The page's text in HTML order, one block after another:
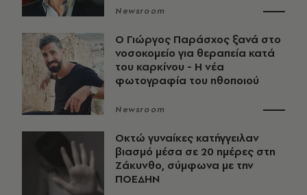
Newsroom
O Γιώργος Παράσχος ξανά στο
νοσοκομείο για θεραπεία κατά
του καρκίνου - Η νέα
φωτογραφία του ηθοποιού
Newsroom
Οκτώ γυναίκες κατήγγειλαν
βιασμό μέσα σε 20 ημέρες στη
Ζάκυνθο, σύμφωνα με την
ΠΟΕΔΗΝ